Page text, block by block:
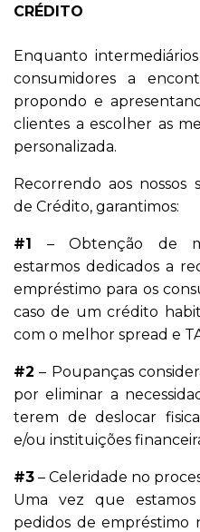
CRÉDITO
Enquanto
consumidores a
propondo e
clientes a escolher as
personalizada.
Recorrendo aos nossos
de Crédito, garantimos:
#1 – Obtenção de
estarmos dedicados a
empréstimo para os
caso de um crédito
com o melhor spread e
#2 – Poupanças
por eliminar a
terem de deslocar
e/ou instituições
#3 – Celeridade no
Uma vez que
pedidos de empréstimo